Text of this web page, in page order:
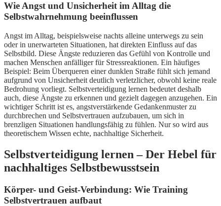
Wie Angst und Unsicherheit im Alltag die
Selbstwahrnehmung beeinflussen
Angst im Alltag, beispielsweise nachts alleine unterwegs zu sein
oder in unerwarteten Situationen, hat direkten Einfluss auf das
Selbstbild. Diese Ängste reduzieren das Gefühl von Kontrolle und
machen Menschen anfälliger für Stressreaktionen. Ein häufiges
Beispiel: Beim Überqueren einer dunklen Straße fühlt sich jemand
aufgrund von Unsicherheit deutlich verletzlicher, obwohl keine reale
Bedrohung vorliegt. Selbstverteidigung lernen bedeutet deshalb
auch, diese Ängste zu erkennen und gezielt dagegen anzugehen. Ein
wichtiger Schritt ist es, angstverstärkende Gedankenmuster zu
durchbrechen und Selbstvertrauen aufzubauen, um sich in
brenzligen Situationen handlungsfähig zu fühlen. Nur so wird aus
theoretischem Wissen echte, nachhaltige Sicherheit.
Selbstverteidigung lernen – Der Hebel für
nachhaltiges Selbstbewusstsein
Körper- und Geist-Verbindung: Wie Training
Selbstvertrauen aufbaut